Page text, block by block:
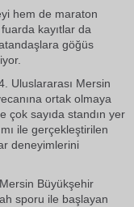
hem de maraton
kayıtlar da
göğüs
Uluslararası Mersin
ortak olmaya
çok sayıda standın yer
ile gerçekleştirilen
deneyimlerini
Büyükşehir
sporu ile başlayan